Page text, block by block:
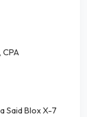
CPA
Said Blox X-7